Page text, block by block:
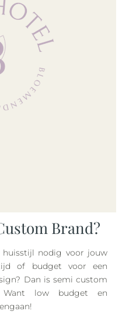
Brand?
huisstijl nodig voor jouw
of budget voor een
Dan is semi custom
low budget en